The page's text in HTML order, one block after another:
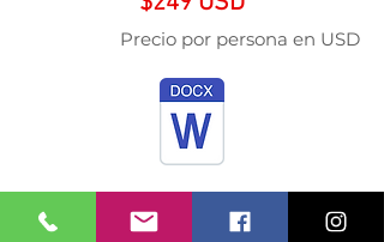
Precio por persona en USD